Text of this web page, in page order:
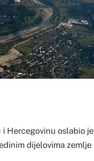
Hercegovinu oslabio
dijelovima zemlje